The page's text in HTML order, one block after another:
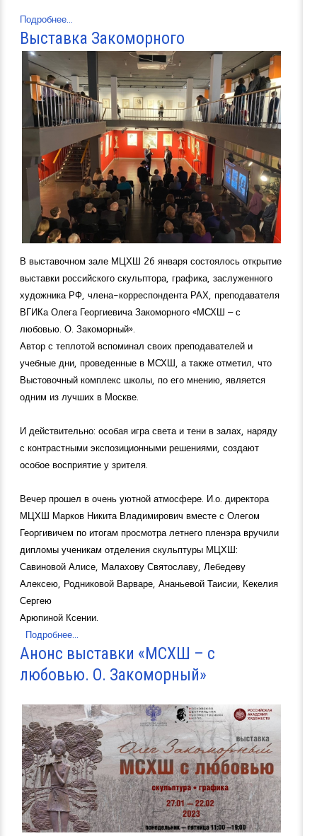
Подробнее...
Выставка Закоморного
В выставочном зале МЦХШ 26 января состоялось открытие
выставки российского скульптора, графика, заслуженного
художника РФ, члена-корреспондента РАХ, преподавателя
ВГИКа Олега Георгиевича Закоморного «МСХШ – с
любовью. О. Закоморный».
Автор с теплотой вспоминал своих преподавателей и
учебные дни, проведенные в МСХШ, а также отметил, что
Выстовочный комплекс школы, по его мнению, является
одним из лучших в Москве.
И действительно: особая игра света и тени в залах, наряду
с контрастными экспозиционными решениями, создают
особое восприятие у зрителя.
Вечер прошел в очень уютной атмосфере. И.о. директора
МЦХШ Марков Никита Владимирович вместе с Олегом
Георгивичем по итогам просмотра летнего пленэра вручили
дипломы ученикам отделения скульптуры МЦХШ:
Савиновой Алисе, Малахову Святославу, Лебедеву
Алексею, Родниковой Варваре, Ананьевой Таисии, Кекелия
Сергею
Арюпиной Ксении.
Подробнее...
Анонс выставки «МСХШ – с
любовью. О. Закоморный»